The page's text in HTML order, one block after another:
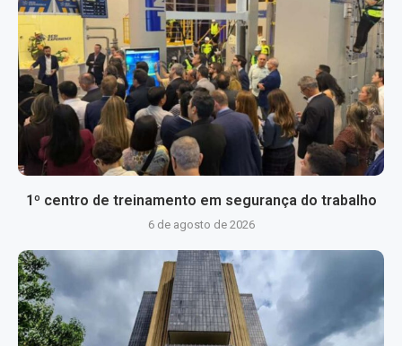
1º centro de treinamento em segurança do trabalho
6 de agosto de 2026